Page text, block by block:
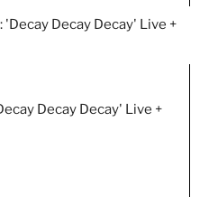
Decay Decay' Live +